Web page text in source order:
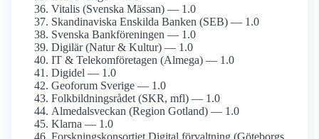
Vitalis (Svenska Mässan) — 1.0
Skandinaviska Enskilda Banken (SEB) — 1.0
Svenska Bankföreningen — 1.0
Digilär (Natur & Kultur) — 1.0
IT & Telekom­företagen (Almega) — 1.0
Digidel — 1.0
Geoforum Sverige — 1.0
Folkbildnings­rådet (SKR, mfl) — 1.0
Almedalsveckan (Region Gotland) — 1.0
Klarna — 1.0
Forsknings­konsortiet Digital förvaltning (Göteborgs